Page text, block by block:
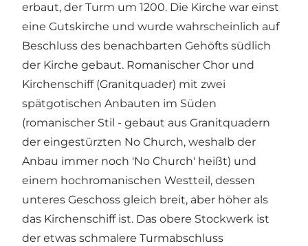
erbaut, der Turm um 1200. Die Kirche war einst
eine Gutskirche und wurde wahrscheinlich auf
Beschluss des benachbarten Gehöfts südlich
der Kirche gebaut. Romanischer Chor und
Kirchenschiff (Granitquader) mit zwei
spätgotischen Anbauten im Süden
(romanischer Stil - gebaut aus Granitquadern
der eingestürzten No Church, weshalb der
Anbau immer noch 'No Church' heißt) und
einem hochromanischen Westteil, dessen
unteres Geschoss gleich breit, aber höher als
das Kirchenschiff ist. Das obere Stockwerk ist
der etwas schmalere Turmabschluss